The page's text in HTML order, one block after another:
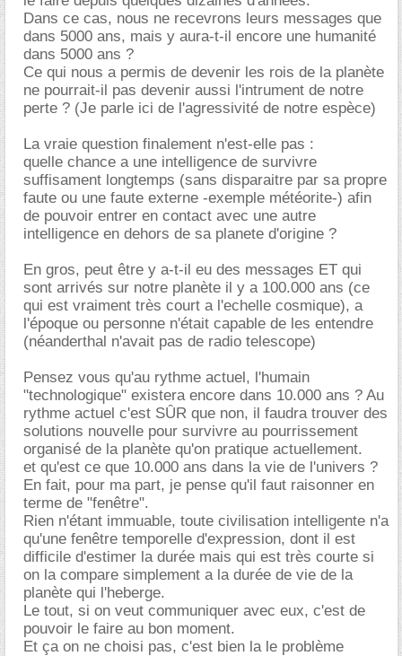
Dans ce cas, nous ne recevrons leurs messages que
dans 5000 ans, mais y aura-t-il encore une humanité
dans 5000 ans ?
Ce qui nous a permis de devenir les rois de la planète
ne pourrait-il pas devenir aussi l'intrument de notre
perte ? (Je parle ici de l'agressivité de notre espèce)
La vraie question finalement n'est-elle pas :
quelle chance a une intelligence de survivre
suffisament longtemps (sans disparaitre par sa propre
faute ou une faute externe -exemple météorite-) afin
de pouvoir entrer en contact avec une autre
intelligence en dehors de sa planete d'origine ?
En gros, peut être y a-t-il eu des messages ET qui
sont arrivés sur notre planète il y a 100.000 ans (ce
qui est vraiment très court a l'echelle cosmique), a
l'époque ou personne n'était capable de les entendre
(néanderthal n'avait pas de radio telescope)
Pensez vous qu'au rythme actuel, l'humain
"technologique" existera encore dans 10.000 ans ? Au
rythme actuel c'est SÛR que non, il faudra trouver des
solutions nouvelle pour survivre au pourrissement
organisé de la planète qu'on pratique actuellement.
et qu'est ce que 10.000 ans dans la vie de l'univers ?
En fait, pour ma part, je pense qu'il faut raisonner en
terme de "fenêtre".
Rien n'étant immuable, toute civilisation intelligente n'a
qu'une fenêtre temporelle d'expression, dont il est
difficile d'estimer la durée mais qui est très courte si
on la compare simplement a la durée de vie de la
planète qui l'heberge.
Le tout, si on veut communiquer avec eux, c'est de
pouvoir le faire au bon moment.
Et ça on ne choisi pas, c'est bien la le problème